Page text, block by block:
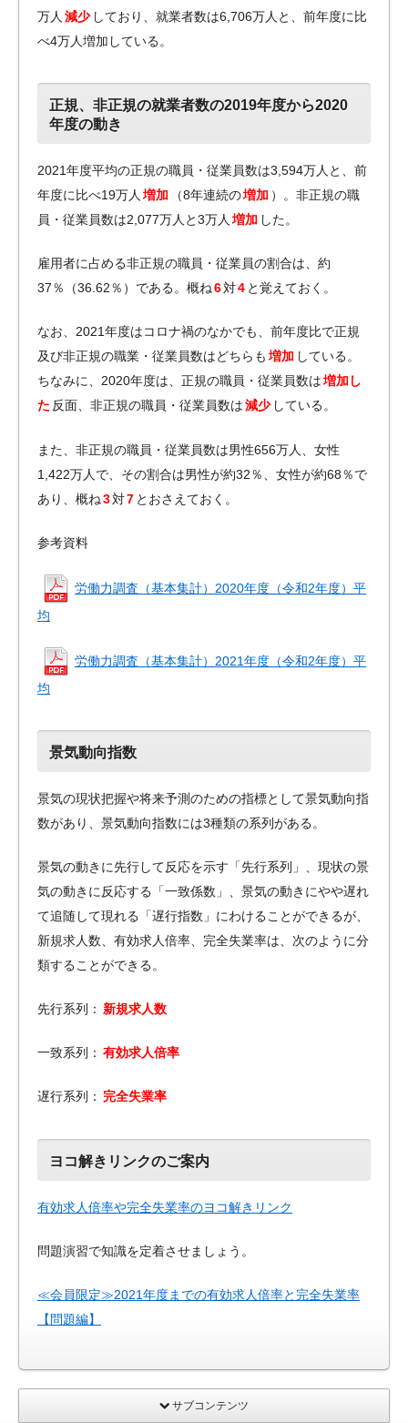
万人 減少 しており、就業者数は6,706万人と、前年度に比
べ4万人増加している。
正規、非正規の就業者数の2019年度から2020
年度の動き
2021年度平均の正規の職員・従業員数は3,594万人と、前
年度に比べ19万人 増加 （8年連続の増加 ）。非正規の職
員・従業員数は2,077万人と3万人 増加 した。
雇用者に占める非正規の職員・従業員の割合は、約
37％（36.62％）である。概ね6対4 と覚えておく。
なお、2021年度はコロナ禍のなかでも、前年度比で正規
及び非正規の職業・従業員数はどちらも 増加 している。
ちなみに、2020年度は、正規の職員・従業員数は増加し
た 反面、非正規の職員・従業員数は減少 している。
また、非正規の職員・従業員数は男性656万人、女性
1,422万人で、その割合は男性が約32％、女性が約68％で
あり、概ね3対7 とおさえておく。
参考資料
労働力調査（基本集計）2020年度（令和2年度）平
均
労働力調査（基本集計）2021年度（令和2年度）平
均
景気動向指数
景気の現状把握や将来予測のための指標として景気動向指
数があり、景気動向指数には3種類の系列がある。
景気の動きに先行して反応を示す「先行系列」、現状の景
気の動きに反応する「一致係数」、景気の動きにやや遅れ
て追随して現れる「遅行指数」にわけることができるが、
新規求人数、有効求人倍率、完全失業率は、次のように分
類することができる。
先行系列： 新規求人数
一致系列： 有効求人倍率
遅行系列： 完全失業率
ヨコ解きリンクのご案内
有効求人倍率や完全失業率のヨコ解きリンク
問題演習で知識を定着させましょう。
≪会員限定≫2021年度までの有効求人倍率と完全失業率
【問題編】
サブコンテンツ